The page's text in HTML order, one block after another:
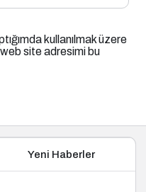
kullanılmak üzere
site adresimi bu
Yeni Haberler